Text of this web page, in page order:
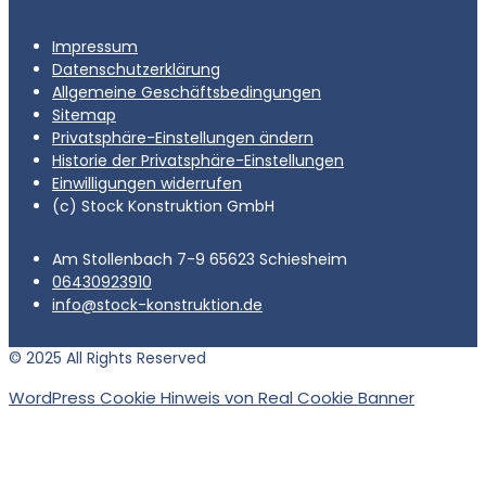
Impressum
Datenschutzerklärung
Allgemeine Geschäftsbedingungen
Sitemap
Privatsphäre-Einstellungen ändern
Historie der Privatsphäre-Einstellungen
Einwilligungen widerrufen
(c) Stock Konstruktion GmbH
Am Stollenbach 7-9 65623 Schiesheim
06430923910
info@stock-konstruktion.de
© 2025 All Rights Reserved
WordPress Cookie Hinweis von Real Cookie Banner